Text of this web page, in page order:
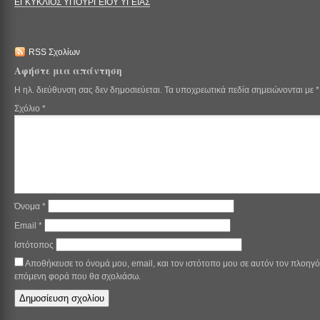
RSS Σχολίων
Αφήστε μια απάντηση
Η ηλ. διεύθυνση σας δεν δημοσιεύεται. Τα υποχρεωτικά πεδία σημειώνονται με *
Σχόλιο *
Όνομα *
Email *
Ιστότοπος
Αποθήκευσε το όνομά μου, email, και τον ιστότοπο μου σε αυτόν τον πλοηγό
επόμενη φορά που θα σχολιάσω.